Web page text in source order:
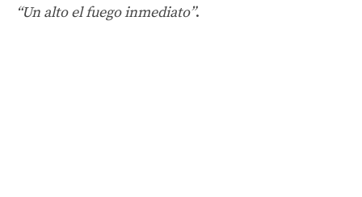
“Un alto el fuego inmediato”.